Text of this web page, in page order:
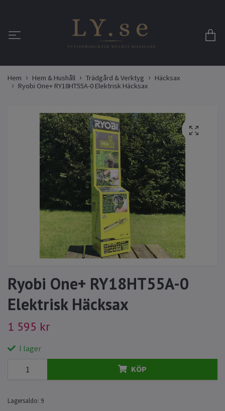
Hem Hem & Hushåll Trädgård & Verktyg
Häcksax
Ryobi One+ RY18HT55A-0 Elektrisk Häcksax
Ryobi One+ RY18HT55A-0
Elektrisk Häcksax
1 595 kr
I lager
KÖP
Lagersaldo: 9